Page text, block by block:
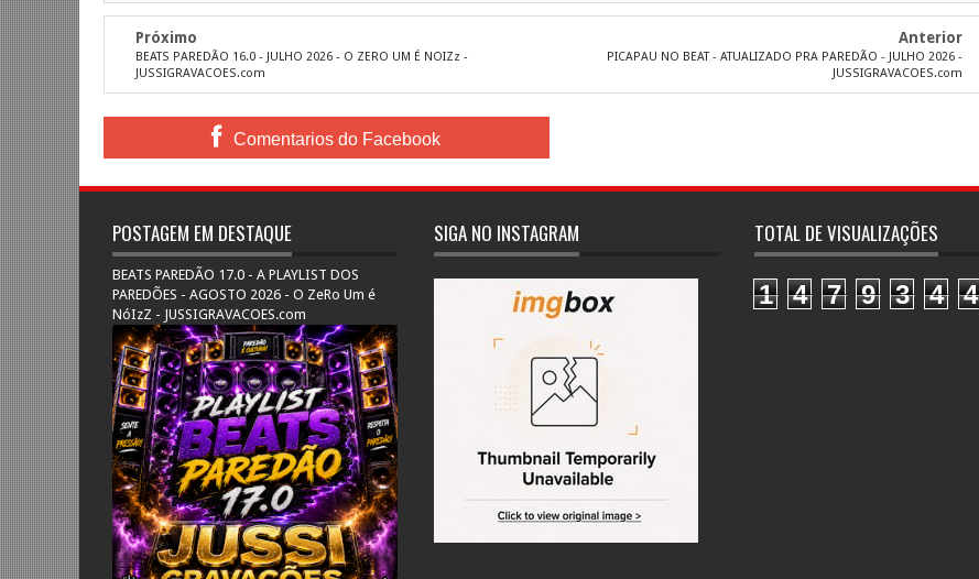
Próximo
BEATS PAREDÃO 16.0 - JULHO 2026 - O ZERO UM É NOIZz -
JUSSIGRAVACOES.com
Anterior
PICAPAU NO BEAT - ATUALIZADO PRA PAREDÃO - JULHO 2026 -
JUSSIGRAVACOES.com
Comentarios do Facebook
POSTAGEM EM DESTAQUE
BEATS PAREDÃO 17.0 - A PLAYLIST DOS
PAREDÕES - AGOSTO 2026 - O ZeRo Um é
NóIzZ - JUSSIGRAVACOES.com
SIGA NO INSTAGRAM TOTAL DE VISUALIZAÇÕES
1 4 7 9 3 4 4